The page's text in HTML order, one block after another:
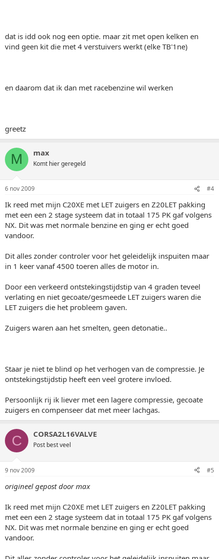
dat is idd ook nog een optie. maar zit met open kelken en
vind geen kit die met 4 verstuivers werkt (elke TB'1ne)
en daarom dat ik dan met racebenzine wil werken
greetz
M max
Komt hier geregeld
6 nov 2009 #4
Ik reed met mijn C20XE met LET zuigers en Z20LET pakking
met een een 2 stage systeem dat in totaal 175 PK gaf volgens
NX. Dit was met normale benzine en ging er echt goed
vandoor.
Dit alles zonder controler voor het geleidelijk inspuiten maar
in 1 keer vanaf 4500 toeren alles de motor in.
Door een verkeerd ontstekingstijdstip van 4 graden teveel
verlating en niet gecoate/gesmeede LET zuigers waren die
LET zuigers die het probleem gaven.
Zuigers waren aan het smelten, geen detonatie..
Staar je niet te blind op het verhogen van de compressie. Je
ontstekingstijdstip heeft een veel grotere invloed.
Persoonlijk rij ik liever met een lagere compressie, gecoate
zuigers en compenseer dat met meer lachgas.
C CORSA2L16VALVE
Post best veel
9 nov 2009 #5
origineel gepost door max
Ik reed met mijn C20XE met LET zuigers en Z20LET pakking
met een een 2 stage systeem dat in totaal 175 PK gaf volgens
NX. Dit was met normale benzine en ging er echt goed
vandoor.